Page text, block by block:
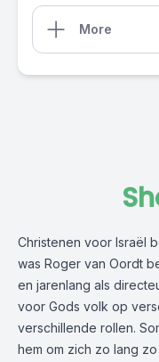
More
Christenen voor Israël
was Roger van Oordt
en jarenlang als
voor Gods volk op
verschillende rollen.
hem om zich zo lang